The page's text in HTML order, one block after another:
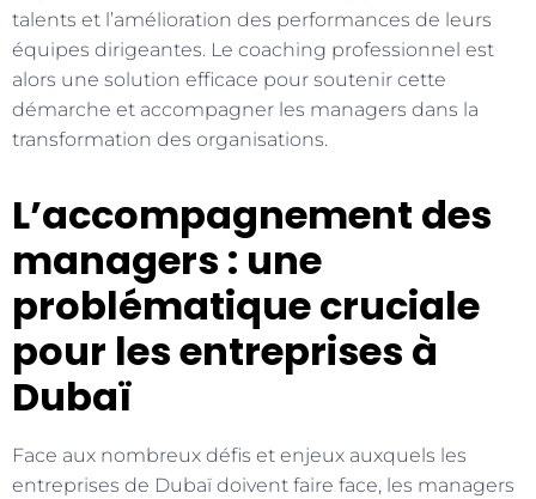
talents et l’amélioration des performances de leurs
équipes dirigeantes. Le coaching professionnel est
alors une solution efficace pour soutenir cette
démarche et accompagner les managers dans la
transformation des organisations.
L’accompagnement des
managers : une
problématique cruciale
pour les entreprises à
Dubaï
Face aux nombreux défis et enjeux auxquels les
entreprises de Dubaï doivent faire face, les managers